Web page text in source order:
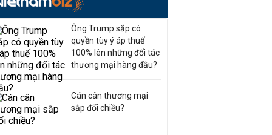
Ông Trump sắp có
quyền tùy ý áp thuế
100% lên những đối tác
thương mại hàng đầu?
Cán cân thương mại
sắp đổi chiều?